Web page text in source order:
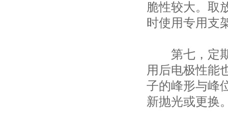
脆性较大。取
时使用专用支
第七，定期
用后电极性能
子的峰形与峰
新抛光或更换